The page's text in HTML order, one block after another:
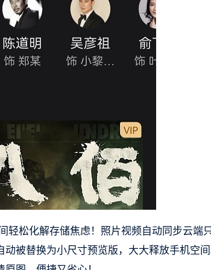
轻松化解存储焦虑！照片视频自动同步云端
被替换为小尺寸预览版，大大释放手机空